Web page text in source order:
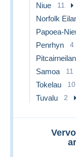
Niue 11
Norfolk
Papoea-
Penrhyn 4
Samoa 11
Tokelau 10
Tuvalu 2